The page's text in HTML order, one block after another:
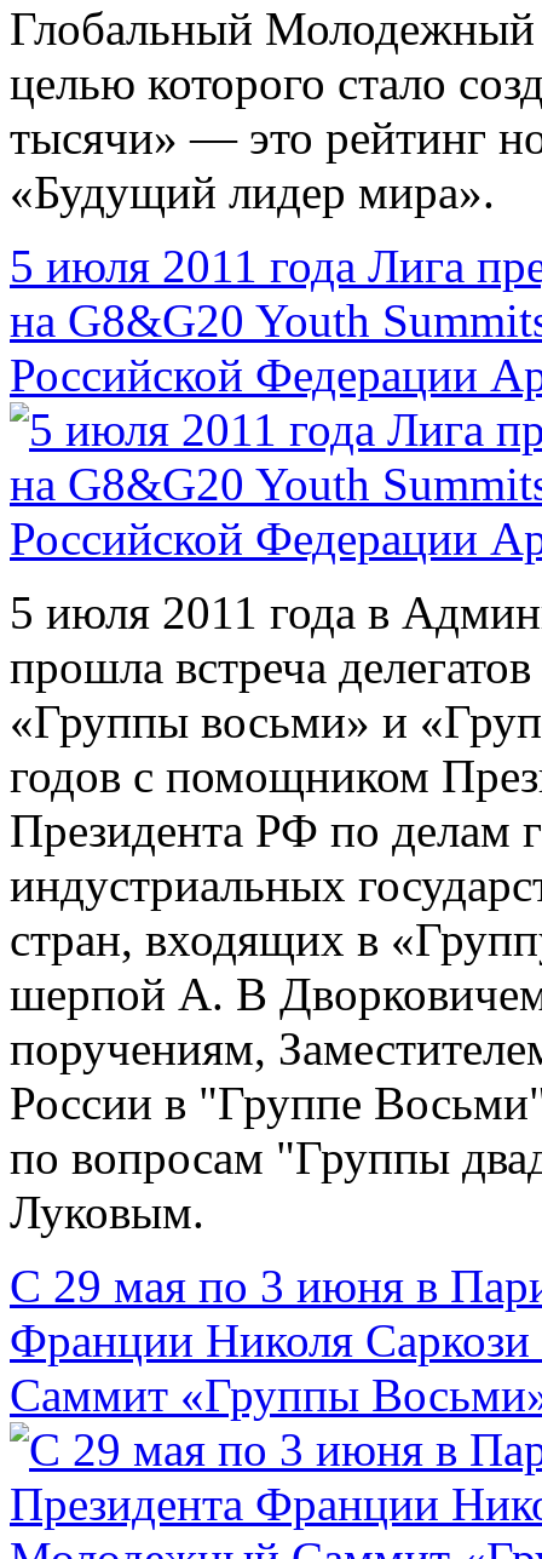
Глобальный
целью которого стало
тысячи» — это рейтинг
«Будущий лидер мира».
5 июля 2011 года Лига
на G8&G20 Youth
Российской Федерации
5 июля 2011 года в
прошла встреча
«Группы восьми» и
годов с помощником
Президента РФ по делам
индустриальных
стран, входящих в
шерпой А. В
поручениям,
России в "Группе
по вопросам "Группы
Луковым.
С 29 мая по 3 июня в
Франции Николя
Саммит «Группы